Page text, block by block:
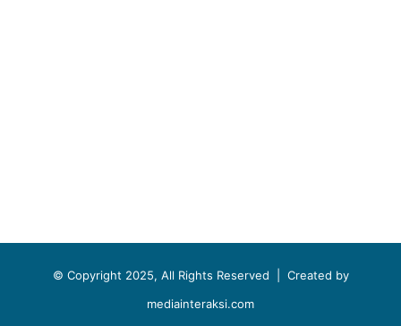
© Copyright 2025, All Rights Reserved | Created by
mediainteraksi.com